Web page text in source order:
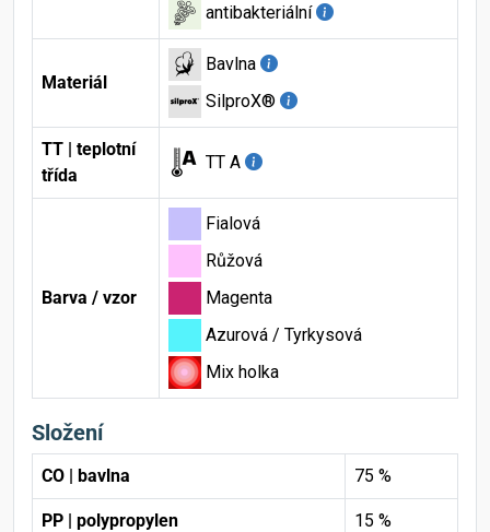
antibakteriální
Materiál
Bavlna
SilproX®
TT | teplotní
třída
TT A
Barva / vzor
Fialová
Růžová
Magenta
Azurová / Tyrkysová
Mix holka
Složení
CO | bavlna 75 %
PP | polypropylen 15 %